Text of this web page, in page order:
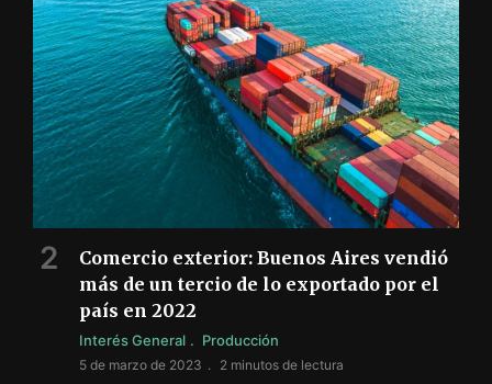
Comercio exterior: Buenos Aires vendió
más de un tercio de lo exportado por el
país en 2022
Interés General Producción
5 de marzo de 2023 2 minutos de lectura